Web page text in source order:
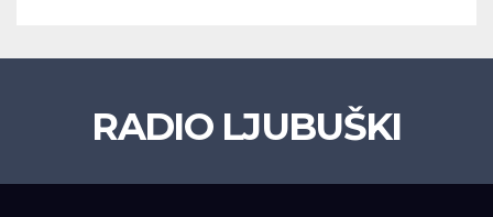
RADIO LJUBUŠKI